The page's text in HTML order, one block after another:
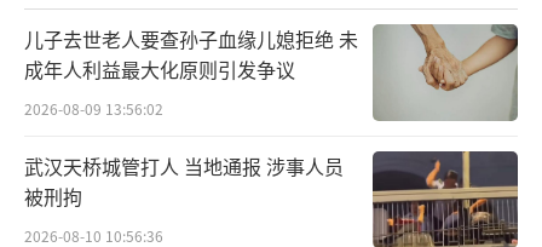
儿子去世老人要查孙子血缘儿媳拒绝 未
成年人利益最大化原则引发争议
2026-08-09 13:56:02
武汉天桥城管打人 当地通报 涉事人员
被刑拘
2026-08-10 10:56:36